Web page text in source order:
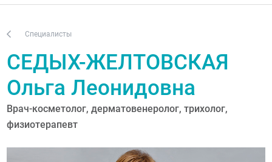
Специалисты
СЕДЫХ-ЖЕЛТОВСКАЯ
Ольга Леонидовна
Врач-косметолог, дерматовенеролог, трихолог,
физиотерапевт